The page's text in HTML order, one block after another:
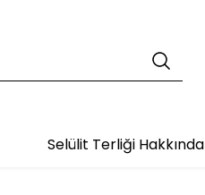
Selülit Terliği Hakkında